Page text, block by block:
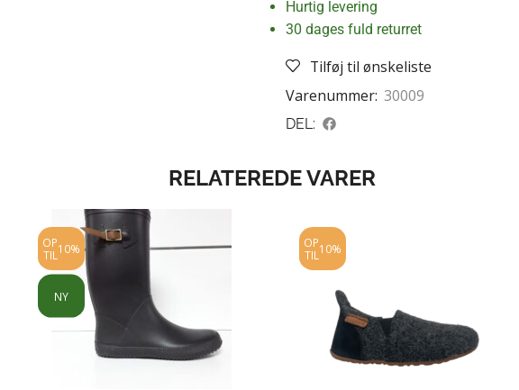
Hurtig levering
30 dages fuld returret
Tilføj til ønskeliste
Varenummer: 30009
DEL:
RELATEREDE VARER
OP
TIL 10%
NY
OP
TIL 10%